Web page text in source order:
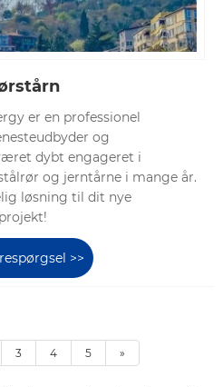
er en professionel
og
dybt engageret i
og jerntårne ​​i mange år.
løsning til dit nye
>>
3 4 5 »